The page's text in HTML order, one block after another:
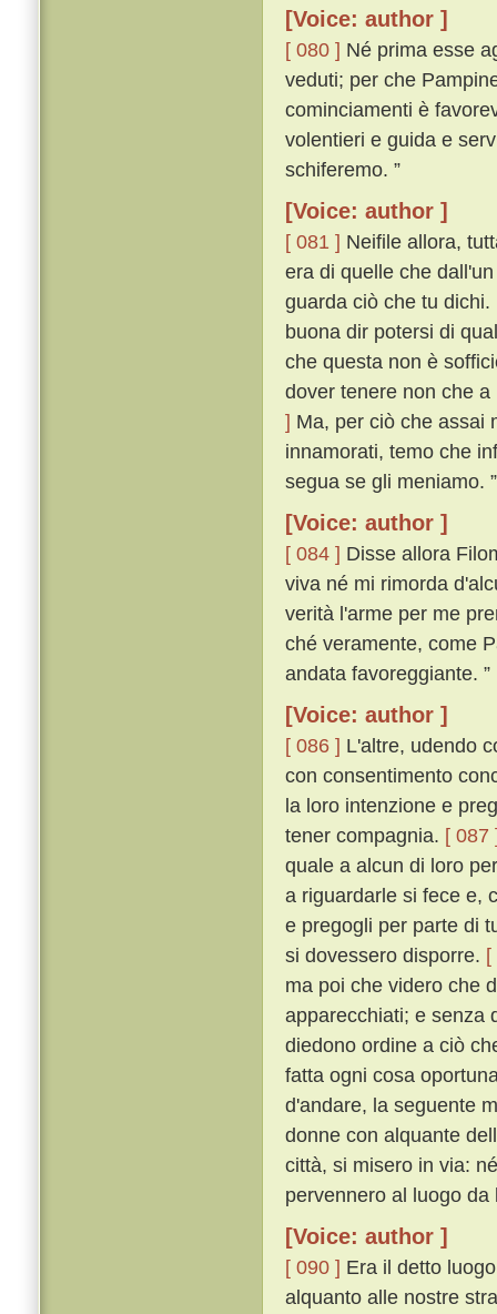
[Voice: author ]
[ 080 ] Né prima esse
veduti; per che
cominciamenti è
volentieri e guida e
schiferemo. ”
[Voice: author ]
[ 081 ] Neifile allora,
era di quelle che
guarda ciò che tu
buona dir potersi di
che questa non è
dover tenere non che
] Ma, per ciò che assai
innamorati, temo che
segua se gli meniamo. ”
[Voice: author ]
[ 084 ] Disse allora
viva né mi rimorda
verità l'arme per me
ché veramente, come
andata favoreggiante. ”
[Voice: author ]
[ 086 ] L'altre, udendo
con consentimento
la loro intenzione e
tener compagnia. [ 087
quale a alcun di loro
a riguardarle si fece e,
e pregogli per parte di
si dovessero disporre. [
ma poi che videro che
apparecchiati; e senza
diedono ordine a ciò
fatta ogni cosa
d'andare, la seguente
donne con alquante
città, si misero in via:
pervennero al luogo
[Voice: author ]
[ 090 ] Era il detto
alquanto alle nostre